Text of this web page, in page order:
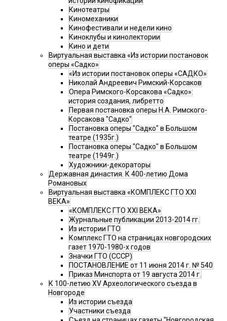
Кинотеатры
Киномеханики
Кинофестивали и недели кино
Киноклубы и кинолектории
Кино и дети
Виртуальная выставка «Из истории постановок
оперы «Садко»
«Из истории постановок оперы «САДКО»
Николай Андреевич Римский-Корсаков
Опера Римского-Корсакова «Садко»:
история создания, либретто
Первая постановка оперы Н.А. Римского-
Корсакова "Садко"
Постановка оперы "Садко" в Большом
театре (1935г.)
Постановка оперы "Садко" в Большом
театре (1949г.)
Художники-декораторы
Державная династия. К 400-летию Дома
Романовых
Виртуальная выставка «КОМПЛЕКС ГТО XXI
ВЕКА»
«КОМПЛЕКС ГТО XXI ВЕКА»
Журнальные публикации 2013-2014 гг.
Из истории ГТО
Комплекс ГТО на страницах новгородских
газет 1970-1980-х годов
Значки ГТО (СССР)
ПОСТАНОВЛЕНИЕ от 11 июня 2014 г. № 540
Приказ Минспорта от 19 августа 2014 г.
К 100-летию XV Археологического съезда в
Новгороде
Из истории съезда
Участники съезда